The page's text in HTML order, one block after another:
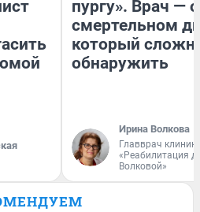
пургу». Врач — о
смертельном
который
обнаружить
Ирина Волкова
Главврач
«Реабилитация
Волковой»